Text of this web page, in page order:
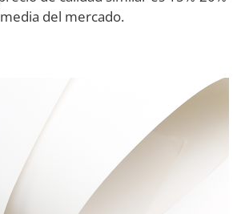
del mercado.